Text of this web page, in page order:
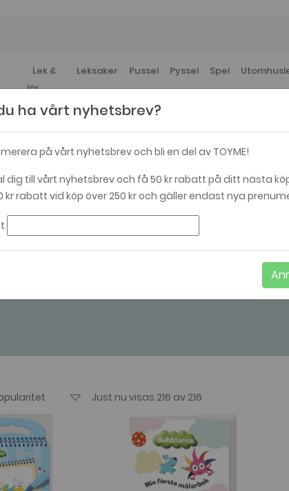
Lek &
lär
Leksaker Pussel Pyssel Spel
Böcker
Just nu visas 216 av 216
ha vårt nyhetsbrev?
på vårt nyhetsbrev och bli en del av TOYME!
dig till vårt nyhetsbrev och få 50 kr rabatt på ditt nästa
kr rabatt vid köp över 250 kr och gäller endast nya